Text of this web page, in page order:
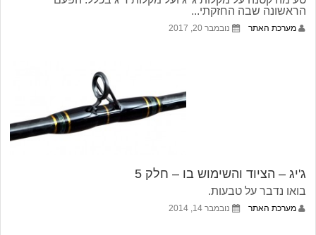
הראשונה שבה החזקתי...
מערכת האתר נובמבר 20, 2017
ג'יג – הציוד והשימוש בו – חלק 5
בואו נדבר על טבעות.
מערכת האתר נובמבר 14, 2014